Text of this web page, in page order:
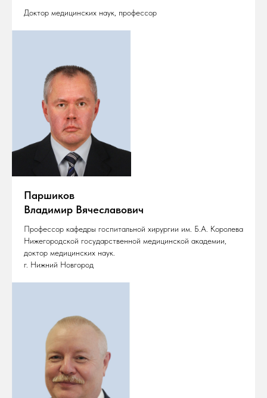
Доктор медицинских наук, профессор
Паршиков
Владимир Вячеславович
Профессор кафедры госпитальной хирургии им. Б.А. Королева
Нижегородской государственной медицинской академии,
доктор медицинских наук.
г. Нижний Новгород